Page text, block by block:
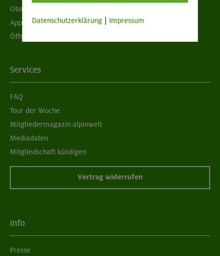
Obacht geben!
App "Mein DAV+"
Öffnungszeiten
Services
FAQ
Tour der Woche
Mitgliedermagazin alpinwelt
Mediadaten
Mitgliedschaft kündigen
Vertrag widerrufen
Info
Presse
Datenschutzerklärung Impressum